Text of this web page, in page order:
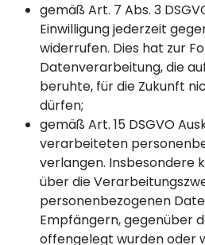
gemäß Art. 7 Abs. 3
Einwilligung jederzeit
widerrufen. Dies hat zur
Datenverarbeitung, die
beruhte, für die Zukunft
dürfen;
gemäß Art. 15 DSGVO
verarbeiteten
verlangen. Insbesondere
über die
personenbezogenen
Empfängern, gegenüber
offengelegt wurden oder